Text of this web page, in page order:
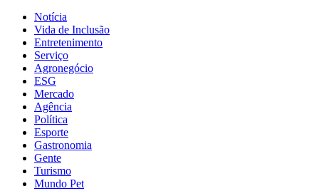
Notícia
Vida de Inclusão
Entretenimento
Serviço
Agronegócio
ESG
Mercado
Agência
Política
Esporte
Gastronomia
Gente
Turismo
Mundo Pet